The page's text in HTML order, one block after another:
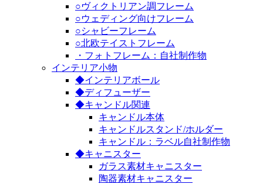
○ヴィクトリアン調フレーム
○ウェディング向けフレーム
○シャビーフレーム
○北欧テイストフレーム
・フォトフレーム：自社制作物
インテリア小物
◆インテリアボール
◆ディフューザー
◆キャンドル関連
キャンドル本体
キャンドルスタンド/ホルダー
キャンドル：ラベル自社制作物
◆キャニスター
ガラス素材キャニスター
陶器素材キャニスター